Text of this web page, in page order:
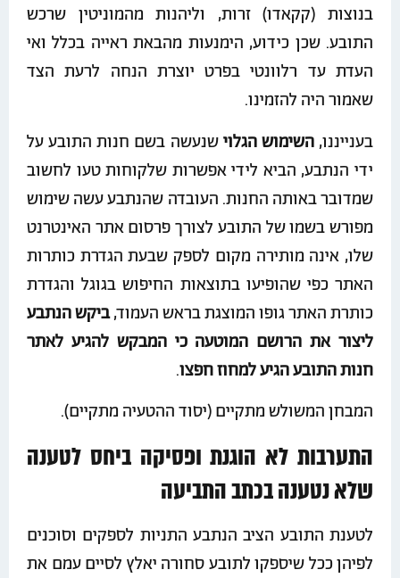
בנוצות (קקאדו) זרות, וליהנות מהמוניטין שרכש
התובע. שכן כידוע, הימנעות מהבאת ראייה בכלל ואי
העדת עד רלוונטי בפרט יוצרת הנחה לרעת הצד
שאמור היה להזמינו.
בענייננו,השימוש הגלוישנעשה בשם חנות התובע על
ידי הנתבע, הביא לידי אפשרות שלקוחות טעו לחשוב
שמדובר באותה החנות. העובדה שהנתבע עשה שימוש
מפורש בשמו של התובע לצורך פרסום אתר האינטרנט
שלו, אינה מותירה מקום לספק שבעת הגדרת כותרות
האתר כפי שהופיעו בתוצאות החיפוש בגוגל והגדרת
כותרת האתר גופו המוצגת בראש העמוד,ביקש הנתבע
ליצור את הרושם המוטעה כי המבקש להגיע לאתר
חנות התובע הגיע למחוז חפצו.
המבחן המשולש מתקיים (יסוד ההטעיה מתקיים).
התערבות לא הוגנת ופסיקה ביחס לטענה
שלא נטענה בכתב התביעה
לטענת התובע הציב הנתבע התניות לספקים וסוכנים
לפיהן ככל שיספקו לתובע סחורה יאלץ לסיים עמם את